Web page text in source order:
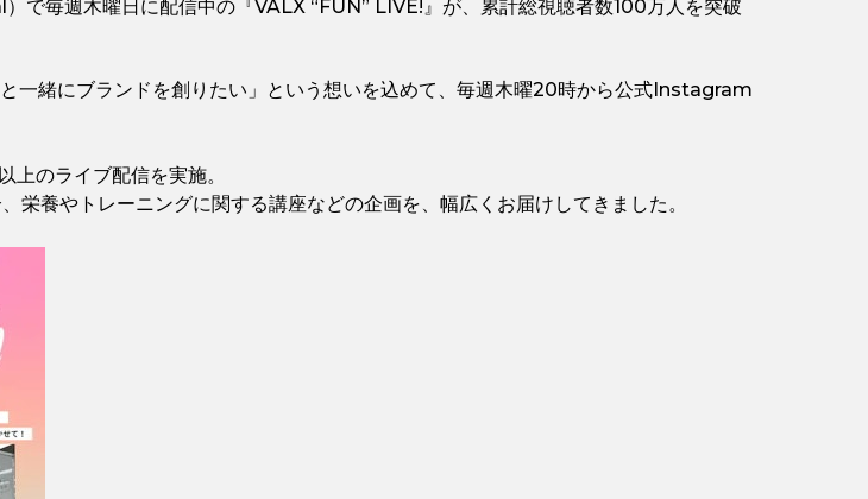
毎週木曜日に配信中の『VALX “FUN” LIVE!』が、累計総視聴者数100万人を突破
一緒にブランドを創りたい」という想いを込めて、毎週木曜20時から公式Instagram
のライブ配信を実施。
栄養やトレーニングに関する講座などの企画を、幅広くお届けしてきました。